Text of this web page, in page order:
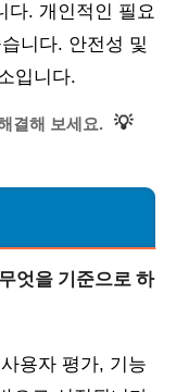
다. 개인적인 필요
니다. 안전성 및
입니다.
결해 보세요. 💡
엇을 기준으로 하
용자 평가, 기능